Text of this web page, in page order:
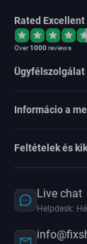
Rated Excellent
Over1000reviews
Ügyfélszolgálat
Informácio a
Feltételek és
Live chat
Helpdesk: